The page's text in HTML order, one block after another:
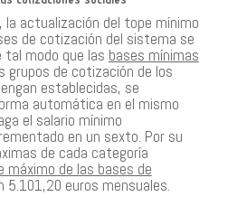
la actualización del tope mínimo
de cotización del sistema se
tal modo que las bases mínimas
grupos de cotización de los
establecidas, se
automática en el mismo
el salario mínimo
en un sexto. Por su
de cada categoría
máximo de las bases de
5.101,20 euros mensuales.